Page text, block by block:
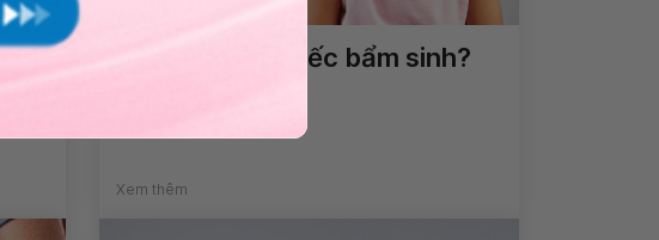
Tại sao trẻ bị điếc bẩm sinh?
Xem thêm